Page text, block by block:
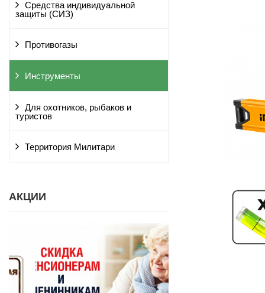
Средства индивидуальной
защиты (СИЗ)
Противогазы
Инструменты
Для охотников, рыбаков и
туристов
Территория Милитари
АКЦИИ